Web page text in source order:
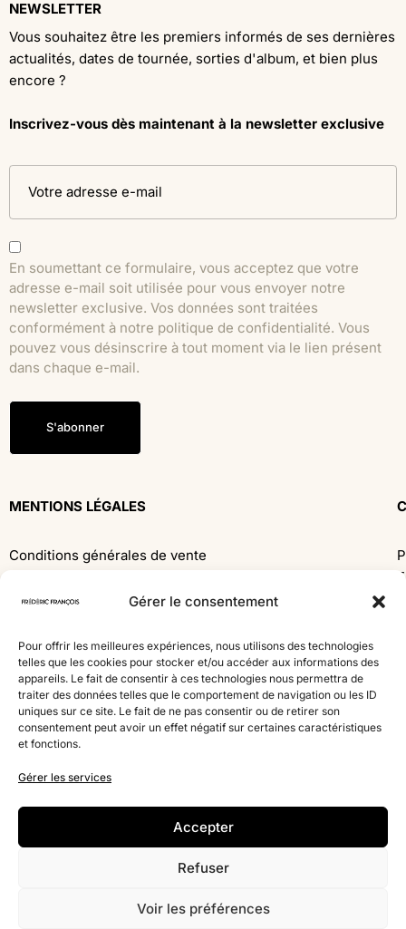
Gérer le consentement
Pour offrir les meilleures expériences, nous utilisons des technologies
telles que les cookies pour stocker et/ou accéder aux informations des
appareils. Le fait de consentir à ces technologies nous permettra de
traiter des données telles que le comportement de navigation ou les ID
uniques sur ce site. Le fait de ne pas consentir ou de retirer son
consentement peut avoir un effet négatif sur certaines caractéristiques
et fonctions.
Gérer les services
Accepter
Refuser
Voir les préférences
NEWSLETTER
Vous souhaitez être les premiers informés de ses dernières
actualités, dates de tournée, sorties d'album, et bien plus
encore ?
Inscrivez-vous dès maintenant à la newsletter exclusive
En soumettant ce formulaire, vous acceptez que votre
adresse e-mail soit utilisée pour vous envoyer notre
newsletter exclusive. Vos données sont traitées
conformément à notre politique de confidentialité. Vous
pouvez vous désinscrire à tout moment via le lien présent
dans chaque e-mail.
S'abonner
MENTIONS LÉGALES
Conditions générales de vente
MÉTHODES DE PAIEMENT
Mastercard
Bancontact
Visa
© 2019-2025 Capitale Music
Création de site internet Nelty